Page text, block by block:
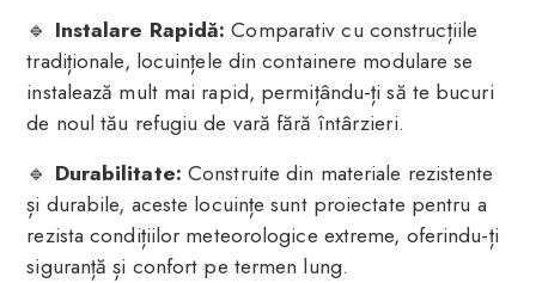
🔹 Instalare Rapidă: Comparativ cu construcțiile
tradiționale, locuințele din containere modulare se
instalează mult mai rapid, permițându-ți să te bucuri
de noul tău refugiu de vară fără întârzieri.
🔹 Durabilitate: Construite din materiale rezistente
și durabile, aceste locuințe sunt proiectate pentru a
rezista condițiilor meteorologice extreme, oferindu-ți
siguranță și confort pe termen lung.